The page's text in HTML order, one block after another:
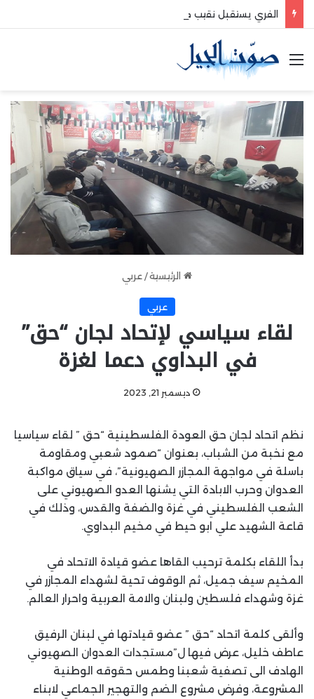
الفري يستقبل نقيب موظفي قاديشا
القائمة
الرئيسية/عربي
عربي
لقاء سياسي لإتحاد لجان “حق”
في البداوي دعما لغزة
ديسمبر 21, 2023
نظم اتحاد لجان حق العودة الفلسطينية “حق ” لقاء سياسيا
مع نخبة من الشباب، بعنوان “صمود شعبي ومقاومة
باسلة في مواجهة المجازر الصهيونية”، في سياق مواكبة
العدوان وحرب الابادة التي يشنها العدو الصهيوني على
الشعب الفلسطيني في غزة والضفة والقدس، وذلك في
قاعة الشهيد علي ابو حيط في مخيم البداوي.
بدأ اللقاء بكلمة ترحيب القاها عضو قيادة الاتحاد في
المخيم سيف جميل، ثم الوقوف تحية لشهداء المجازر في
غزة وشهداء فلسطين ولبنان والامة العربية واحرار العالم.
وألقى كلمة اتحاد “حق ” عضو قيادتها في لبنان الرفيق
عاطف خليل، عرض فيها ل”مستجدات العدوان الصهيوني
الهادف الى تصفية شعبنا وطمس حقوقه الوطنية
المشروعة، وفرض مشروع الضم والتهجير الجماعي لابناء